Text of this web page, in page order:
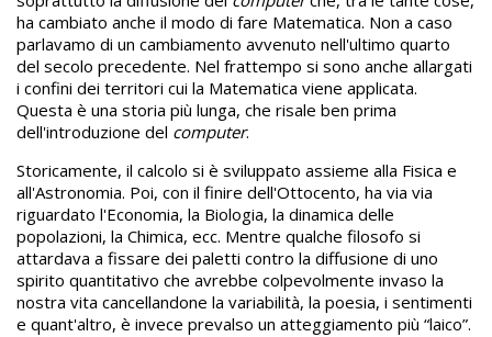
ha cambiato anche il modo di fare Matematica. Non a caso
parlavamo di un cambiamento avvenuto nell'ultimo quarto
del secolo precedente. Nel frattempo si sono anche allargati
i confini dei territori cui la Matematica viene applicata.
Questa è una storia più lunga, che risale ben prima
dell'introduzione del computer.
Storicamente, il calcolo si è sviluppato assieme alla Fisica e
all'Astronomia. Poi, con il finire dell'Ottocento, ha via via
riguardato l'Economia, la Biologia, la dinamica delle
popolazioni, la Chimica, ecc. Mentre qualche filosofo si
attardava a fissare dei paletti contro la diffusione di uno
spirito quantitativo che avrebbe colpevolmente invaso la
nostra vita cancellandone la variabilità, la poesia, i sentimenti
e quant'altro, è invece prevalso un atteggiamento più “laico”.